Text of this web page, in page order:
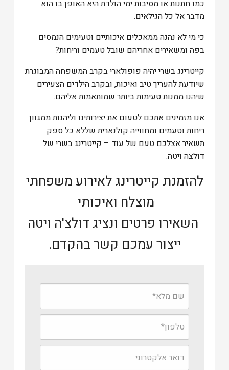
כמו חתנות או מסיבות ימי הולדת היא האופן בו הוא
מדבר אל כל הגילאים.
כי מי לא נהנה ממאכלים איכותיים וטעימים הנמסים
בפה ומשאירים אחריהם שובל טעמים וריחות?
קייטרינג בשרי יהיה פופולארי בקרב המשפחה המבוגרת
שיודעת להעריך טיב ואיכות, ובקרב הילדים הצעירים
שיהנו ממנות טעימות ביותר שמותאמות אליהם.
אנו מזמינים אתכם לטעום את יצירותינו וליהנות ממגוון
ריחות וטעמים ומחווייה קולנארית שללא כל ספק
תשאיר אצלכם טעם של עוד – קייטרינג בשרי של
דולצה ויטה.
להזמנת קייטרינג לאירוע משפחתי
מוצלח ואיכותי
השאירו פרטים ונציג דולצ'ה ויטה
ייצור עמכם קשר בהקדם.